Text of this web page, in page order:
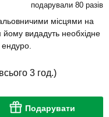
подарували 80 разів
місцями на
видадуть необхідне
ендуро.
3 год.)
Подарувати